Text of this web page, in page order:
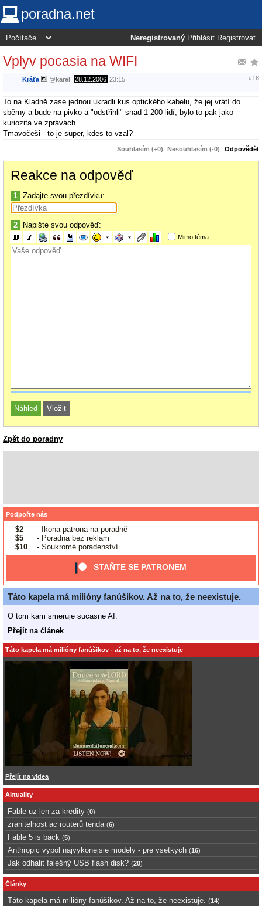
poradna.net
Neregistrovaný Přihlásit Registrovat
Vplyv pocasia na WIFI
Kráťa @karel 28.12.2006 23:15 #18
To na Kladně zase jednou ukradli kus optického kabelu, že jej vrátí do
sběrny a bude na pivko a "odstřihli" snad 1 200 lidí, bylo to pak jako
kuriozita ve zprávách.
Tmavočeši - to je super, kdes to vzal?
Souhlasím (+0) Nesouhlasím (-0) Odpovědět
Reakce na odpověď
1 Zadajte svou přezdívku:
2 Napište svou odpověď:
Mimo téma
Zpět do poradny
Podpořte nás
$2
- Ikona patrona na poradně
$5
- Poradna bez reklam
$10
- Soukromé poradenství
STAŇTE SE PATRONEM
Táto kapela má milióny fanúšikov. Až na to, že neexistuje.
O tom kam smeruje sucasne AI.
Přejít na článek
Táto kapela má milióny fanúšikov - až na to, že neexistuje
Přejít na videa
Aktuality
Fable uz len za kredity (0)
zranitelnost ac routerů tenda (6)
Fable 5 is back (5)
Anthropic vypol najvykonejsie modely - pre vsetkych (16)
Jak odhalit falešný USB flash disk? (20)
Články
Táto kapela má milióny fanúšikov. Až na to, že neexistuje. (14)